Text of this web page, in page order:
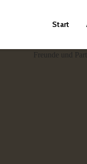
Start